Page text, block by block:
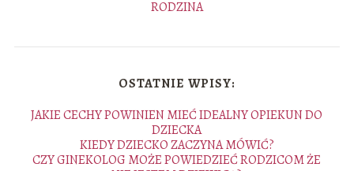
RODZINA
OSTATNIE WPISY:
JAKIE CECHY POWINIEN MIEĆ IDEALNY OPIEKUN DO
DZIECKA
KIEDY DZIECKO ZACZYNA MÓWIĆ?
CZY GINEKOLOG MOŻE POWIEDZIEĆ RODZICOM ŻE